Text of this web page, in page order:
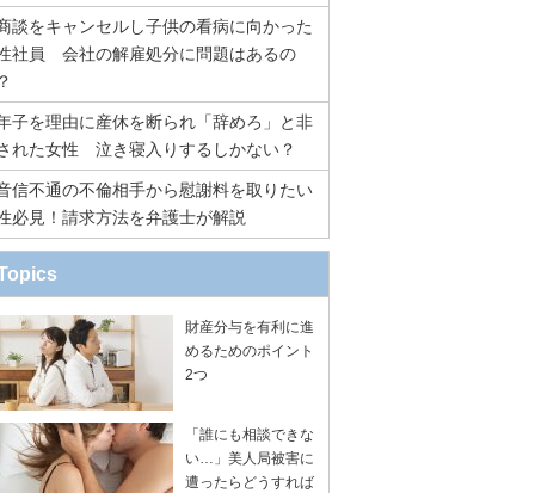
談をキャンセルし子供の看病に向かった
社員 会社の解雇処分に問題はあるの
子を理由に産休を断られ「辞めろ」と非
れた女性 泣き寝入りするしかない？
信不通の不倫相手から慰謝料を取りたい
必見！請求方法を弁護士が解説
財産分与を有利に進
めるためのポイント
2つ
「誰にも相談できな
い…」美人局被害に
遭ったらどうすれば